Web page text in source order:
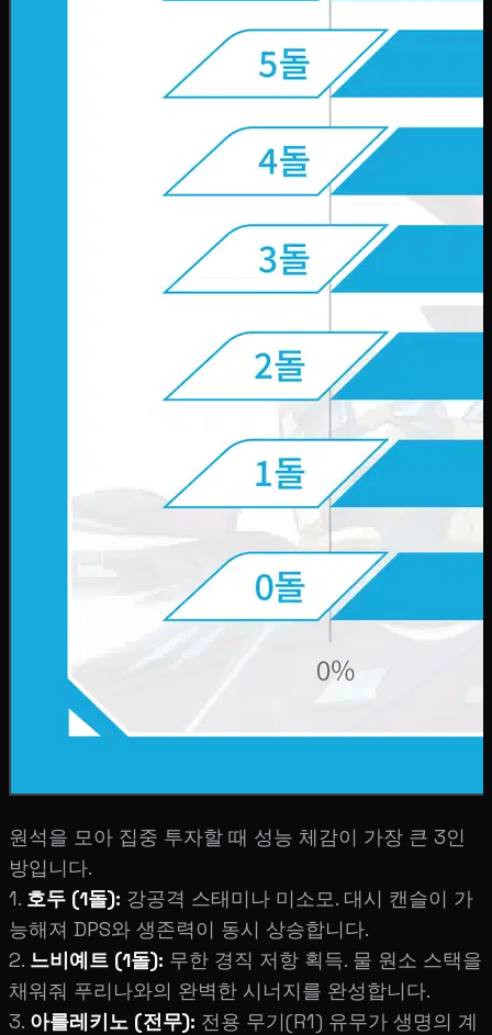
원석을 모아 집중 투자할 때 성능 체감이 가장 큰 3인
방입니다.
1. 호두 (1돌): 강공격 스태미나 미소모. 대시 캔슬이 가
능해져 DPS와 생존력이 동시 상승합니다.
2. 느비예트 (1돌): 무한 경직 저항 획득. 물 원소 스택을
채워줘 푸리나와의 완벽한 시너지를 완성합니다.
3. 아를레키노 (전무): 전용 무기(R1) 유무가 생명의 계